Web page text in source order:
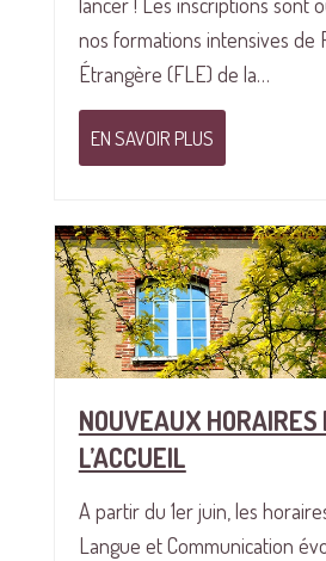
nos formations intensives de
Étrangère (FLE) de la…
EN SAVOIR PLUS
NOUVEAUX HORAIRES
L’ACCUEIL
A partir du 1er juin, les
Langue et Communication